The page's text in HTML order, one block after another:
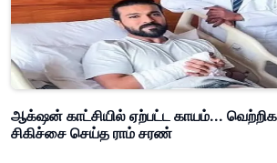
ஆக்‌ஷன் காட்சியில் ஏற்பட்ட காயம்...
சிகிச்சை செய்த ராம் சரண்